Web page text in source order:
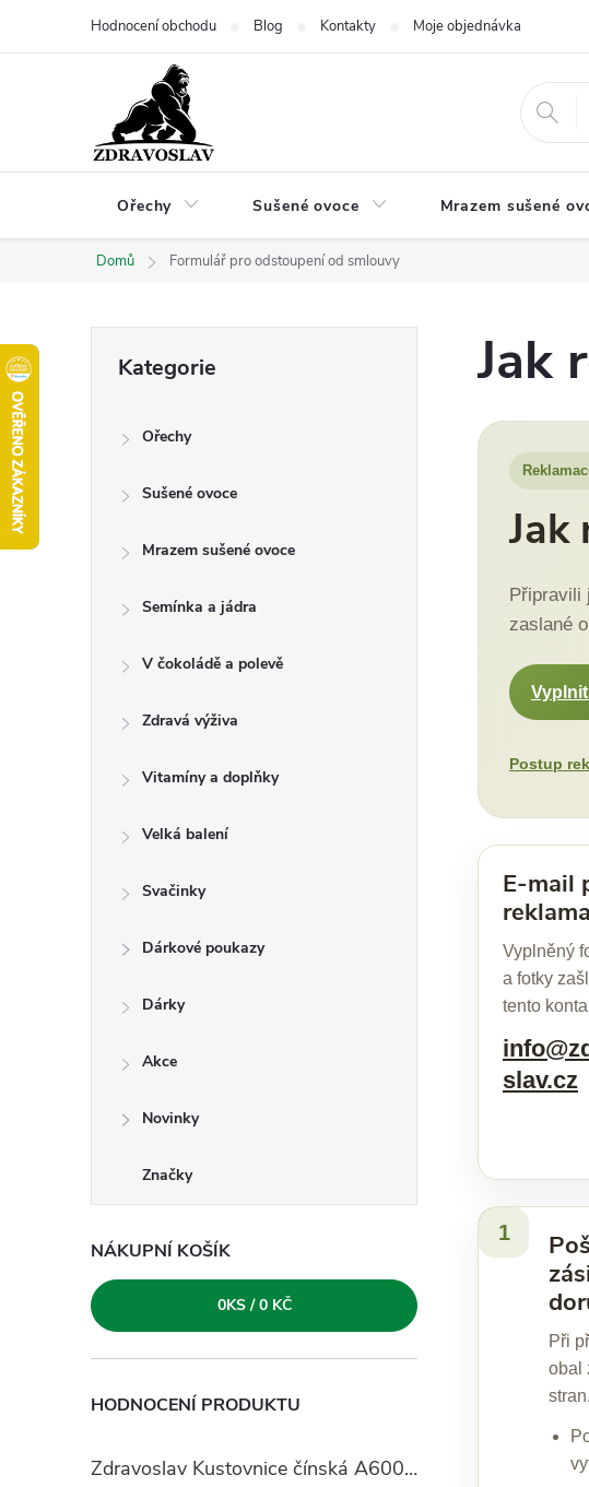
Hodnocení obchodu Blog Kontakty Moje objednávka
Ořechy Sušené ovoce Mrazem sušené
Domů Formulář pro odstoupení od smlouvy
kategorie
Kategorie
Ořechy
Sušené ovoce
Mrazem sušené ovoce
Semínka a jádra
V čokoládě a polevě
Zdravá výživa
Vitamíny a doplňky
Velká balení
Svačinky
Dárkové poukazy
Dárky
Akce
Novinky
Značky
NÁKUPNÍ KOŠÍK
0KS /0 KČ
HODNOCENÍ PRODUKTU
Zdravoslav Kustovnice čínská A600 - GOJI 1000 g
Jak
Jak
Připravili
zaslané
Postup
E-mail
Vyplněný
a fotky
tento
slav.cz
1
Při
obal
stran.